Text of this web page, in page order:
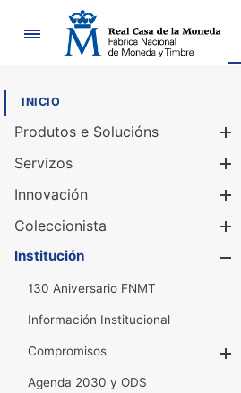
Navegación
INICIO
Produtos e Solucións
Servizos
Innovación
Coleccionista
Institución
130 Aniversario FNMT
Información Institucional
Compromisos
Agenda 2030 y ODS